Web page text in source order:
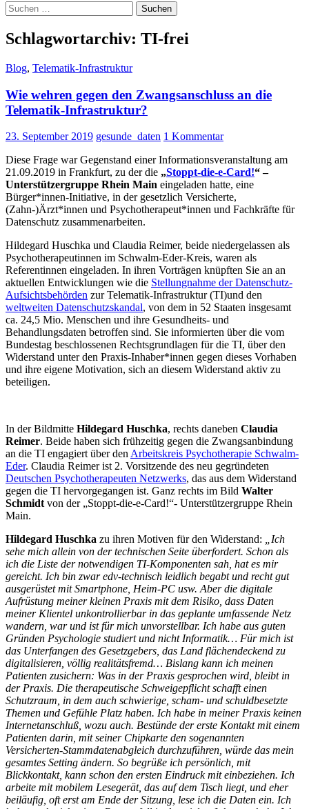
Suchen
nach:
Schlagwortarchiv: TI-frei
Blog, Telematik-Infrastruktur
Wie wehren gegen den Zwangsanschluss an die
Telematik-Infrastruktur?
23. September 2019 gesunde_daten 1 Kommentar
Diese Frage war Gegenstand einer Informationsveranstaltung am
21.09.2019 in Frankfurt, zu der die „Stoppt-die-e-Card!“ –
Unterstützergruppe Rhein Main eingeladen hatte, eine
Bürger*innen-Initiative, in der gesetzlich Versicherte,
(Zahn-)Ärzt*innen und Psychotherapeut*innen und Fachkräfte für
Datenschutz zusammenarbeiten.
Hildegard Huschka und Claudia Reimer, beide niedergelassen als
Psychotherapeutinnen im Schwalm-Eder-Kreis, waren als
Referentinnen eingeladen. In ihren Vorträgen knüpften Sie an an
aktuellen Entwicklungen wie die Stellungnahme der Datenschutz-
Aufsichtsbehörden zur Telematik-Infrastruktur (TI)und den
weltweiten Datenschutzskandal, von dem in 52 Staaten insgesamt
ca. 24,5 Mio. Menschen und ihre Gesundheits- und
Behandlungsdaten betroffen sind. Sie informierten über die vom
Bundestag beschlossenen Rechtsgrundlagen für die TI, über den
Widerstand unter den Praxis-Inhaber*innen gegen dieses Vorhaben
und ihre eigene Motivation, sich an diesem Widerstand aktiv zu
beteiligen.
In der Bildmitte Hildegard Huschka, rechts daneben Claudia
Reimer. Beide haben sich frühzeitig gegen die Zwangsanbindung
an die TI engagiert über den Arbeitskreis Psychotherapie Schwalm-
Eder. Claudia Reimer ist 2. Vorsitzende des neu gegründeten
Deutschen Psychotherapeuten Netzwerks, das aus dem Widerstand
gegen die TI hervorgegangen ist. Ganz rechts im Bild Walter
Schmidt von der „Stoppt-die-e-Card!“- Unterstützergruppe Rhein
Main.
Hildegard Huschka zu ihren Motiven für den Widerstand:
„Ich
sehe mich allein von der technischen Seite überfordert. Schon als
ich die Liste der notwendigen TI-Komponenten sah, hat es mir
gereicht. Ich bin zwar edv-technisch leidlich begabt und recht gut
ausgerüstet mit Smartphone, Heim-PC usw. Aber die digitale
Aufrüstung meiner kleinen Praxis mit dem Risiko, dass Daten
meiner Klientel unkontrollierbar in das geplante umfassende Netz
wandern, war und ist für mich unvorstellbar. Ich habe aus guten
Gründen Psychologie studiert und nicht Informatik… Für mich ist
das Unterfangen des Gesetzgebers, das Land flächendeckend zu
digitalisieren, völlig realitätsfremd… Bislang kann ich meinen
Patienten zusichern: Was in der Praxis gesprochen wird, bleibt in
der Praxis. Die therapeutische Schweigepflicht schafft einen
Schutzraum, in dem auch schwierige, scham- und schuldbesetzte
Themen und Gefühle Platz haben. Ich habe in meiner Praxis keinen
Internetanschluß, wozu auch. Bestünde der erste Kontakt mit einem
Patienten darin, mit seiner Chipkarte den sogenannten
Versicherten-Stammdatenabgleich durchzuführen, würde das mein
gesamtes Setting ändern. So begrüße ich persönlich, mit
Blickkontakt, kann schon den ersten Eindruck mit einbeziehen. Ich
arbeite mit mobilem Lesegerät, das auf dem Tisch liegt, und eher
beiläufig, oft erst am Ende der Sitzung, lese ich die Daten ein. Ich